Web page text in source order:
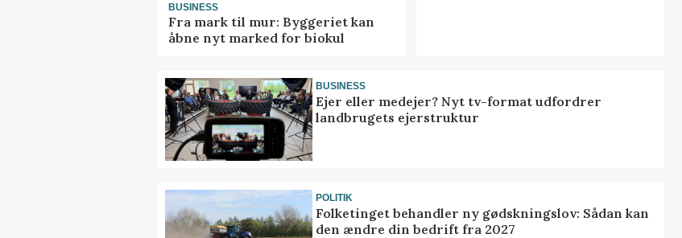
BUSINESS
Fra mark til mur: Byggeriet kan
åbne nyt marked for biokul
BUSINESS
Ejer eller medejer? Nyt tv-format udfordrer
landbrugets ejerstruktur
POLITIK
Folketinget behandler ny gødskningslov: Sådan kan
den ændre din bedrift fra 2027